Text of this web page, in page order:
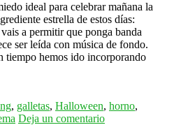
ideal para celebrar mañana la
estrella de estos días:
a permitir que ponga banda
ser leída con música de fondo.
tiempo hemos ido incorporando
, galletas, Halloween, horno,
Deja un comentario